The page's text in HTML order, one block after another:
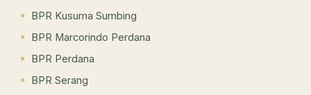
BPR Kusuma Sumbing
BPR Marcorindo Perdana
BPR Perdana
BPR Serang